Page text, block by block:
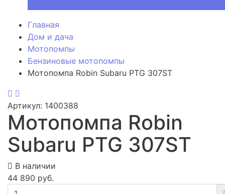
Главная
Дом и дача
Мотопомпы
Бензиновые мотопомпы
Мотопомпа Robin Subaru PTG 307ST
Артикул: 1400388
Мотопомпа Robin
Subaru PTG 307ST
В наличии
44 890 руб.